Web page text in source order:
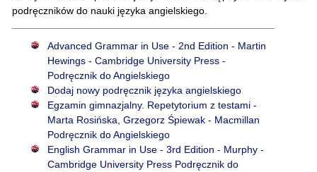
podręczników do nauki języka angielskiego.
Advanced Grammar in Use - 2nd Edition - Martin
Hewings - Cambridge University Press -
Podręcznik do Angielskiego
Dodaj nowy podręcznik języka angielskiego
Egzamin gimnazjalny. Repetytorium z testami -
Marta Rosińska, Grzegorz Śpiewak - Macmillan
Podręcznik do Angielskiego
English Grammar in Use - 3rd Edition - Murphy -
Cambridge University Press Podręcznik do